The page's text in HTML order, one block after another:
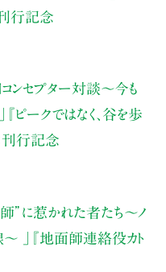
行記念
ンセプター対談～今も
『ピークではなく、谷を歩
）刊行記念
”に惹かれた者たち〜ノ
」
『地面師連絡役カト